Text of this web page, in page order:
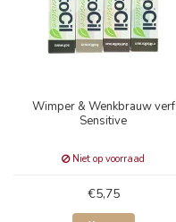
Wimper & Wenkbrauw verf
Sensitive
Niet op voorraad
€5,75